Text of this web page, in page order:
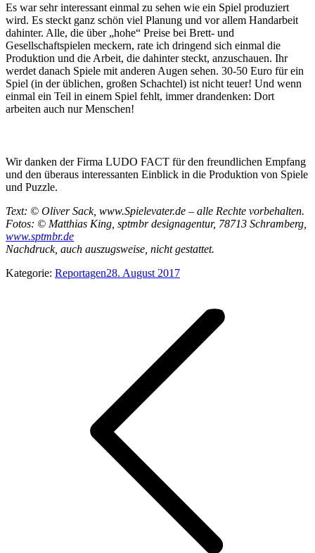
Es war sehr interessant einmal zu sehen wie ein Spiel produziert
wird. Es steckt ganz schön viel Planung und vor allem Handarbeit
dahinter. Alle, die über „hohe“ Preise bei Brett- und
Gesellschaftspielen meckern, rate ich dringend sich einmal die
Produktion und die Arbeit, die dahinter steckt, anzuschauen. Ihr
werdet danach Spiele mit anderen Augen sehen. 30-50 Euro für ein
Spiel (in der üblichen, großen Schachtel) ist nicht teuer! Und wenn
einmal ein Teil in einem Spiel fehlt, immer drandenken: Dort
arbeiten auch nur Menschen!
Wir danken der Firma LUDO FACT für den freundlichen Empfang
und den überaus interessanten Einblick in die Produktion von Spiele
und Puzzle.
Text: © Oliver Sack, www.Spielevater.de – alle Rechte vorbehalten.
Fotos: © Matthias King, sptmbr designagentur, 78713 Schramberg,
www.sptmbr.de
Nachdruck, auch auszugsweise, nicht gestattet.
Kategorie: Reportagen28. August 2017